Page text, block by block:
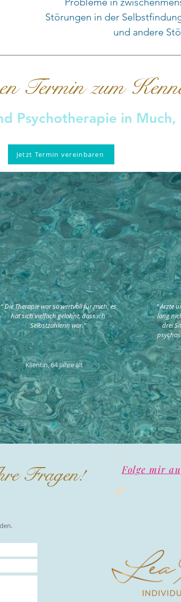
Störungen in der
und andere
Termin zum
Psychotherapie in Much,
Jetzt Termin vereinbaren
die
“ Die Therapie war so wertvoll für mich, es
hat sich vielfach gelohnt, dass ich
Selbstzahlerin war.”
Klientin, 64 Jahre alt
“ Ärzte
lang
drei
Fragen! Folge mir